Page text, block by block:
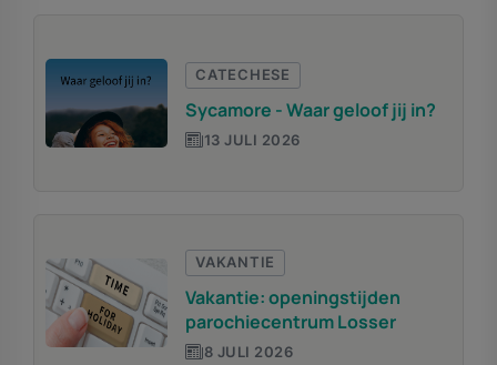
CATECHESE
Sycamore - Waar geloof jij in?
13 JULI 2026
VAKANTIE
Vakantie: openingstijden
parochiecentrum Losser
8 JULI 2026